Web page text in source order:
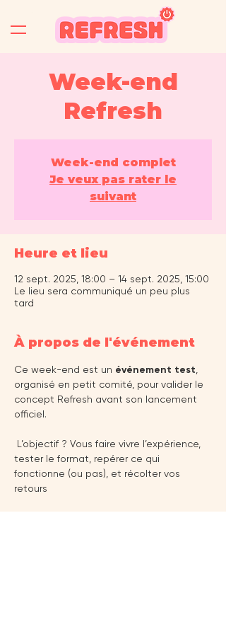
Week-end
Refresh
Week-end complet
Je veux pas rater le
suivant
Heure et lieu
12 sept. 2025, 18:00 – 14 sept. 2025, 15:00
Le lieu sera communiqué un peu plus
tard
À propos de l'événement
Ce week-end est un événement test
organisé en petit comité, pour valider le
concept Refresh avant son lancement
officiel.
tester le format, repérer ce qui
fonctionne (ou pas), et récolter vos
retours